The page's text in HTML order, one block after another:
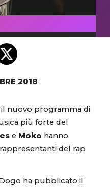
2018
il nuovo programma di
più forte del
e Moko hanno
del rap
ha pubblicato il